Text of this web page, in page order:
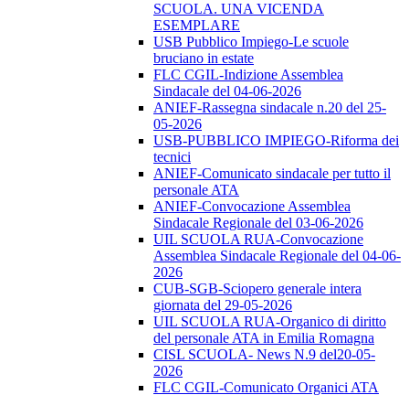
SCUOLA. UNA VICENDA
ESEMPLARE
USB Pubblico Impiego-Le scuole
bruciano in estate
FLC CGIL-Indizione Assemblea
Sindacale del 04-06-2026
ANIEF-Rassegna sindacale n.20 del 25-
05-2026
USB-PUBBLICO IMPIEGO-Riforma dei
tecnici
ANIEF-Comunicato sindacale per tutto il
personale ATA
ANIEF-Convocazione Assemblea
Sindacale Regionale del 03-06-2026
UIL SCUOLA RUA-Convocazione
Assemblea Sindacale Regionale del 04-06-
2026
CUB-SGB-Sciopero generale intera
giornata del 29-05-2026
UIL SCUOLA RUA-Organico di diritto
del personale ATA in Emilia Romagna
CISL SCUOLA- News N.9 del20-05-
2026
FLC CGIL-Comunicato Organici ATA